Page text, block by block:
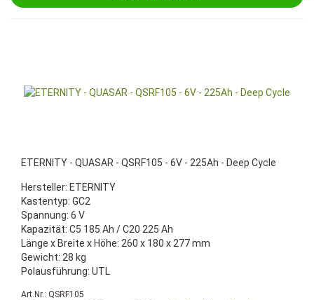
ETERNITY - QUASAR - QSRF105 - 6V - 225Ah - Deep Cycle
Hersteller: ETERNITY
Kastentyp: GC2
Spannung: 6 V
Kapazität: C5 185 Ah / C20 225 Ah
Länge x Breite x Höhe: 260 x 180 x 277 mm
Gewicht: 28 kg
Polausführung: UTL
Art.Nr.: QSRF105